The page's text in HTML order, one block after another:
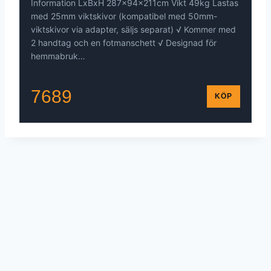
Information LxBxH 287x94x211cm Vikt 49kg Lastas
med 25mm viktskivor (kompatibel med 50mm-
viktskivor via adapter, säljs separat) √ Kommer med
2 handtag och en fotmanschett √ Designad för
hemmabruk…
7689 KÖP